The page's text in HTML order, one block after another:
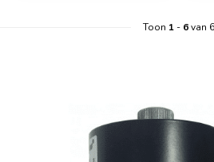
Toon 1- 6van 6